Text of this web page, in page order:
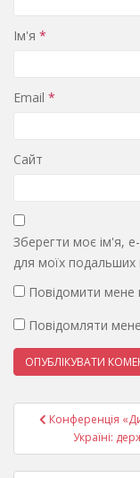
Ім'я *
Email *
Сайт
Зберегти моє ім'я,
для моїх подальших
Повідомити мене
Повідомляти
Навігація
записів
Конференція
Україні: